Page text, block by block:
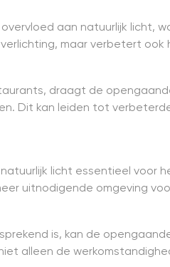
aan natuurlijk licht,
maar verbetert ook
draagt de
Dit kan leiden tot
licht essentieel voor
uitnodigende omgeving
is, kan de
alleen de